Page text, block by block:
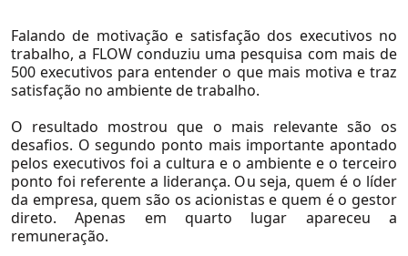
Setores
Agronegócio
Falando de motivação e satisfação dos executivos no
trabalho, a FLOW conduziu uma pesquisa com mais de
500 executivos para entender o que mais motiva e traz
satisfação no ambiente de trabalho.
O resultado mostrou que o mais relevante são os
desafios. O segundo ponto mais importante apontado
pelos executivos foi a cultura e o ambiente e o terceiro
ponto foi referente a liderança. Ou seja, quem é o líder
da empresa, quem são os acionistas e quem é o gestor
direto. Apenas em quarto lugar apareceu a
remuneração.